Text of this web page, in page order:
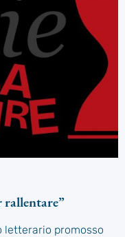
letterario promosso